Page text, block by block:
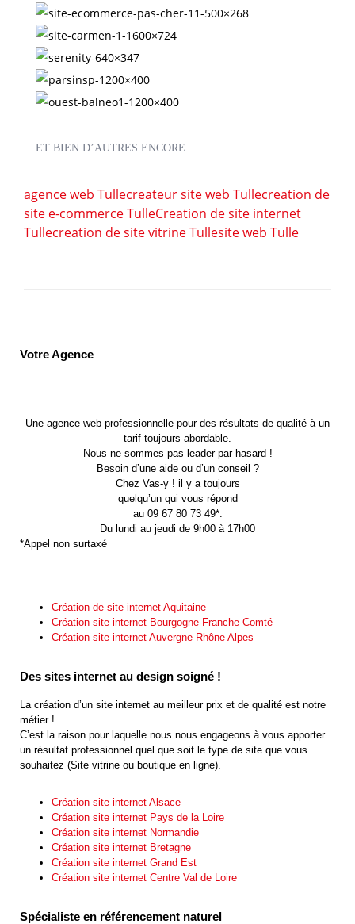
ET BIEN D’AUTRES ENCORE….
agence web Tullecreateur site web Tullecreation de
site e-commerce TulleCreation de site internet
Tullecreation de site vitrine Tullesite web Tulle
Votre Agence
Une agence web professionnelle pour des résultats de qualité à un
tarif toujours abordable.
Nous ne sommes pas leader par hasard !
Besoin d’une aide ou d’un conseil ?
Chez Vas-y ! il y a toujours
quelqu’un qui vous répond
au 09 67 80 73 49*.
Du lundi au jeudi de 9h00 à 17h00
*Appel non surtaxé
Création de site internet Aquitaine
Création site internet Bourgogne-Franche-Comté
Création site internet Auvergne Rhône Alpes
Des sites internet au design soigné !
La création d’un site internet au meilleur prix et de qualité est notre
métier !
C’est la raison pour laquelle nous nous engageons à vous apporter
un résultat professionnel quel que soit le type de site que vous
souhaitez (Site vitrine ou boutique en ligne).
Création site internet Alsace
Création site internet Pays de la Loire
Création site internet Normandie
Création site internet Bretagne
Création site internet Grand Est
Création site internet Centre Val de Loire
Spécialiste en référencement naturel